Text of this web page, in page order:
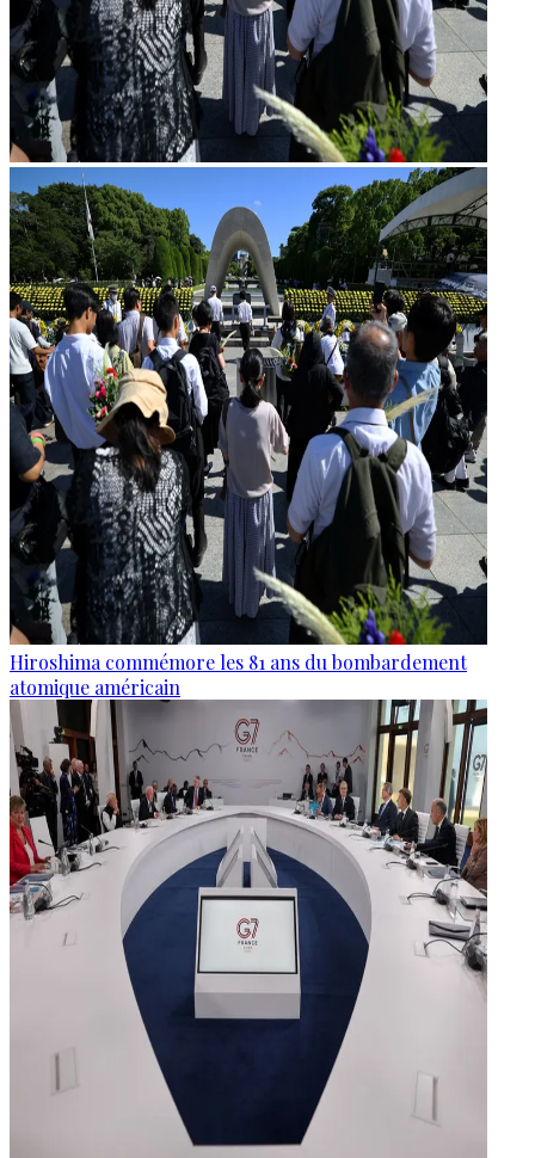
Hiroshima commémore les 81 ans du bombardement
atomique américain